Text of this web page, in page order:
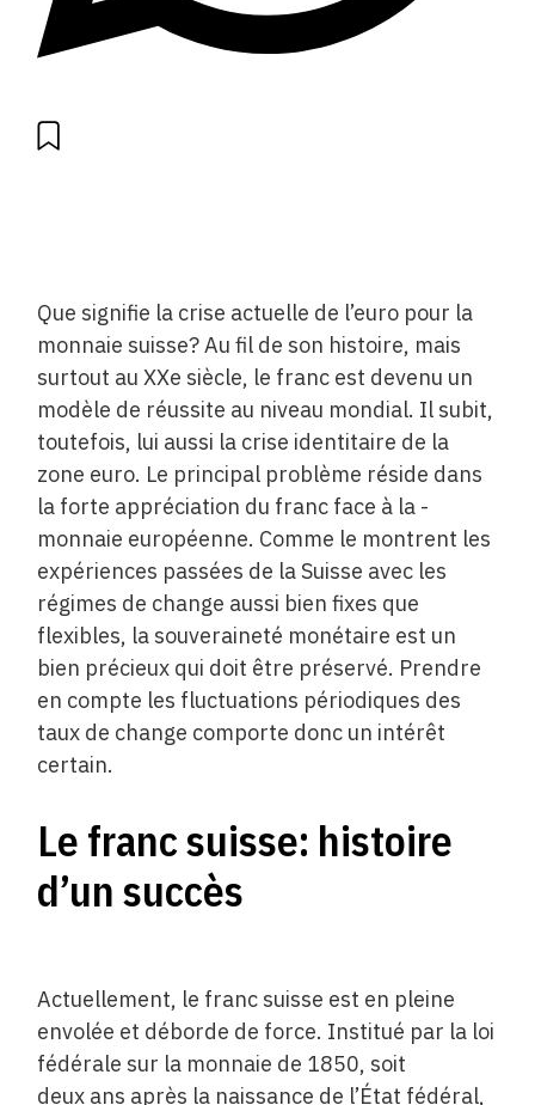
Que signifie la crise actuelle de l’euro pour la
monnaie suisse? Au fil de son histoire, mais
surtout au XXe siècle, le franc est ­devenu un
modèle de réussite au niveau mondial. Il subit,
toutefois, lui aussi la crise identitaire de la
zone euro. Le principal ­problème réside dans
la forte appréciation du franc face à la ­
monnaie européenne. Comme le montrent les
expériences passées de la Suisse avec les
régimes de change aussi bien fixes que
flexibles, la souveraineté ­monétaire est un
bien précieux qui doit être préservé. Prendre
en compte les fluctuations périodiques des
taux de change ­comporte donc un intérêt
certain.
Le franc suisse: histoire
d’un succès
Actuellement, le franc suisse est en pleine
envolée et déborde de force. Institué par la loi
fédérale sur la monnaie de 1850, soit
deux ans après la naissance de l’État fédéral,